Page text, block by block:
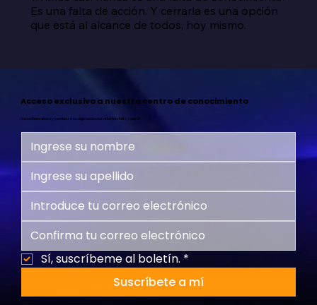
Es una falta de acción. Y cerrarla es una opción
que está al alcance de todos, hoy mismo.
Acceso exclusivo a nuestro centro de conocimiento
¡Suscríbete ahora y comienza tu viaje hacia una vida más feliz y plena!
Sí, suscríbeme al boletín. *
Suscríbete a mí